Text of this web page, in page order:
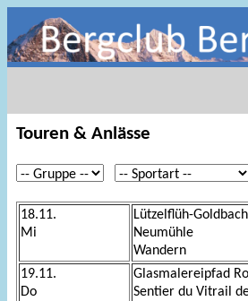
Touren & Anlässe
18.11.
Mi
Lützelflüh-
Neumühle
Wandern
19.11.
Do
Glasmalereipfad
Sentier du Vitrail